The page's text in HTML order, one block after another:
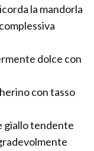
la mandorla
dolce con
con tasso
giallo tendente